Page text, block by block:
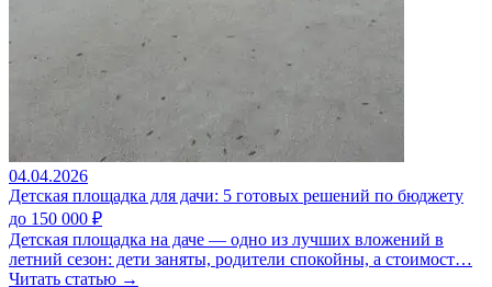
04.04.2026
Детская площадка для дачи: 5 готовых решений по бюджету
до 150 000 ₽
Детская площадка на даче — одно из лучших вложений в
летний сезон: дети заняты, родители спокойны, а стоимост…
Читать статью →